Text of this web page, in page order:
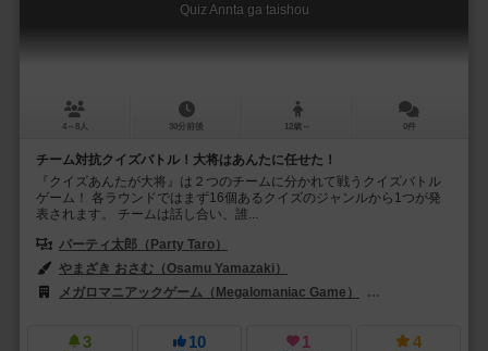
Quiz Annta ga taishou
4～8人 30分前後 12歳～ 0件
チーム対抗クイズバトル！大将はあんたに任せた！
『クイズあんたが大将』は２つのチームに分かれて戦うクイズバトル
ゲーム！ 各ラウンドではまず16個あるクイズのジャンルから1つが発
表されます。 チームは話し合い、誰...
パーティ太郎（Party Taro）
やまざき おさむ（Osamu Yamazaki）
メガロマニアックゲーム（Megalomaniac Game）
3 10 1 4